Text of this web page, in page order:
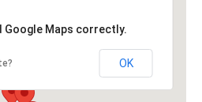
Google Maps correctly.
OK